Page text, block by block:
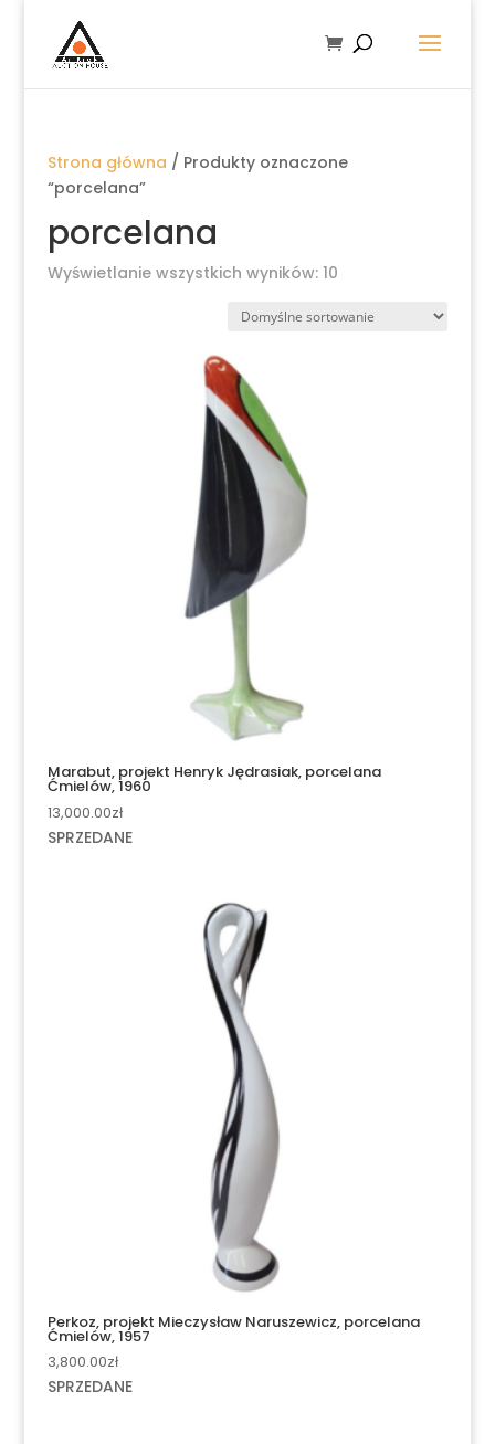
Strona główna / Produkty oznaczone
“porcelana”
porcelana
Wyświetlanie wszystkich wyników: 10
Marabut, projekt Henryk Jędrasiak, porcelana
Ćmielów, 1960
13,000.00zł
SPRZEDANE
Perkoz, projekt Mieczysław Naruszewicz, porcelana
Ćmielów, 1957
3,800.00zł
SPRZEDANE